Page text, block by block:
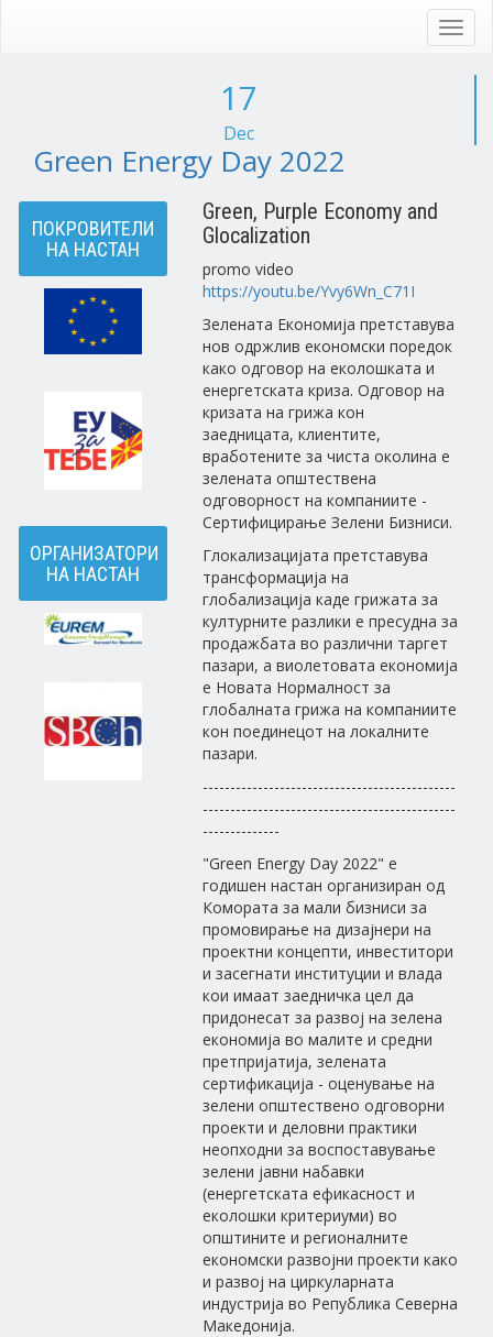
17
Dec
Green Energy Day 2022
ПОКРОВИТЕЛИ
НА НАСТАН
ОРГАНИЗАТОРИ
НА НАСТАН
Green, Purple Economy and
Glocalization
promo video
https://youtu.be/Yvy6Wn_C71I
Зелената Економија претставува
нов одржлив економски поредок
како одговор на еколошката и
енергетската криза. Одговор на
кризата на грижа кон
заедницата, клиентите,
вработените за чиста околина е
зелената општествена
одговорност на компаниите -
Сертифицирање Зелени Бизниси.
Глокализацијата претставува
трансформација на
глобализација каде грижата за
културните разлики е пресудна за
продажбата во различни таргет
пазари, а виолетовата економија
е Новата Нормалност за
глобалната грижа на компаниите
кон поединецот на локалните
пазари.
----------------------------------------------
----------------------------------------------
--------------
"Green Energy Day 2022" е
годишен настан организиран од
Комората за мали бизниси за
промовирање на дизајнери на
проектни концепти, инвеститори
и засегнати институции и влада
кои имаат заедничка цел да
придонесат за развој на зелена
економија во малите и средни
претпријатија, зелената
сертификација - оценување на
зелени општествено одговорни
проекти и деловни практики
неопходни за воспоставување
зелени јавни набавки
(енергетската ефикасност и
еколошки критериуми) во
општините и регионалните
економски развојни проекти како
и развој на циркуларната
индустрија во Република Северна
Македонија.